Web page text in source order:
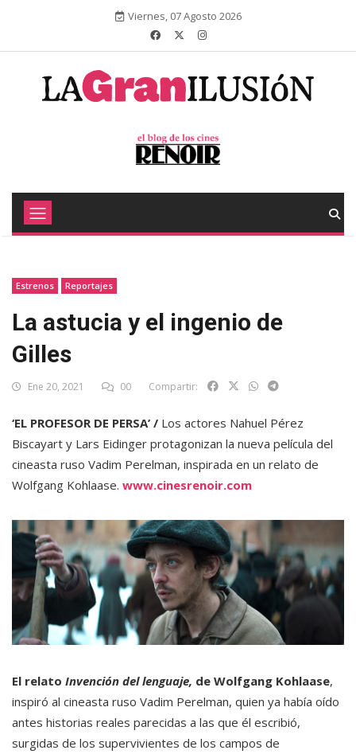
Viernes, 07 Agosto 2026
Estrenos Reportajes
La astucia y el ingenio de
Gilles
Ene 20, 2021 00 Compartir:
‘EL PROFESOR DE PERSA’ / Los actores Nahuel Pérez
Biscayart y Lars Eidinger protagonizan la nueva película del
cineasta ruso Vadim Perelman, inspirada en un relato de
Wolfgang Kohlaase. www.cinesrenoir.com
El relato Invención del lenguaje, de Wolfgang Kohlaase,
inspiró al cineasta ruso Vadim Perelman, quien ya había oído
antes historias reales parecidas a las que él escribió,
surgidas de los supervivientes de los campos de